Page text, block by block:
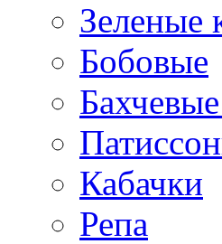
Зеленые
Бобовые
Кабачки
Репа